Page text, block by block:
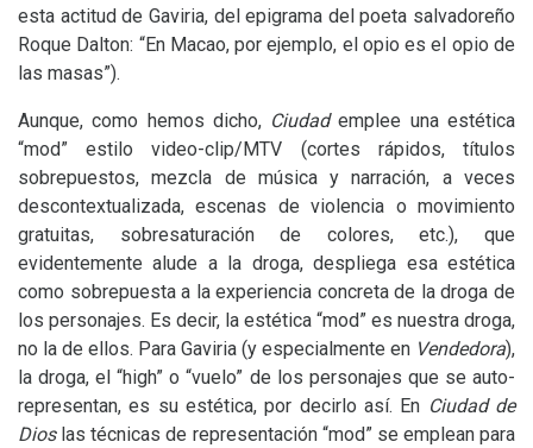
esta actitud de Gaviria, del epigrama del poeta salvadoreño
Roque Dalton: “En Macao, por ejemplo, el opio es el opio de
las masas”).
Aunque, como hemos dicho, Ciudademplee una estética
“mod” estilo video-clip/MTV (cortes rápidos, títulos
sobrepuestos, mezcla de música y narración, a veces
descontextualizada, escenas de violencia o movimiento
gratuitas, sobresaturación de colores, etc.), que
evidentemente alude a la droga, despliega esa estética
como sobrepuesta a la experiencia concreta de la droga de
los personajes. Es decir, la estética “mod” es nuestra droga,
no la de ellos. Para Gaviria (y especialmente en Vendedora),
la droga, el “high” o “vuelo” de los personajes que se auto-
representan, es su estética, por decirlo así. En Ciudad de
Dios las técnicas de representación “mod” se emplean para